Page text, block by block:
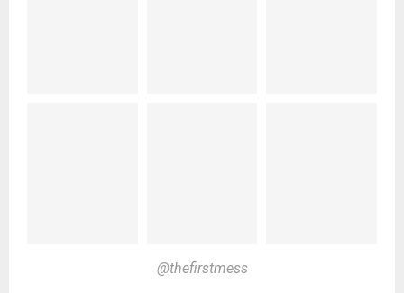
@thefirstmess